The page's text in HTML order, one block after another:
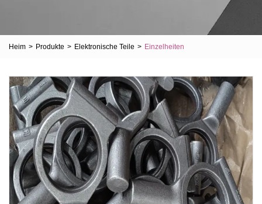
Heim > Produkte > Elektronische Teile > Einzelheiten